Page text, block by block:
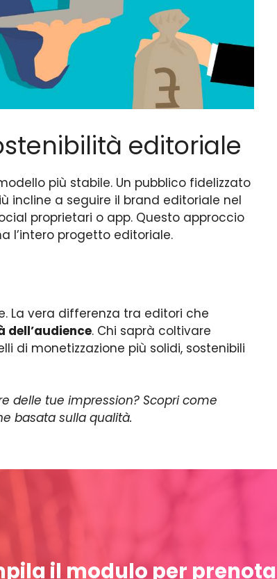
editoriale
più stabile. Un pubblico fidelizzato
incline a seguire il brand editoriale nel
proprietari o app. Questo approccio
l’intero progetto editoriale.
La vera differenza tra editori che
dell’audience. Chi saprà coltivare
di monetizzazione più solidi, sostenibili
delle tue impression? Scopri come
basata sulla qualità.
il modulo per